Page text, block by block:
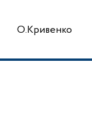
О.Кривенко